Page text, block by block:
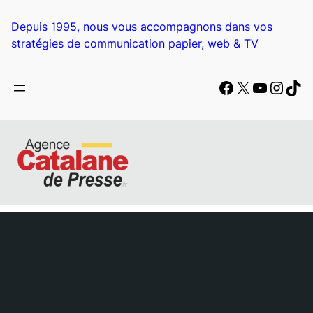
contenu
Depuis 1995, nous vous accompagnons dans vos
stratégies de communication papier, web & TV
Facebook
X